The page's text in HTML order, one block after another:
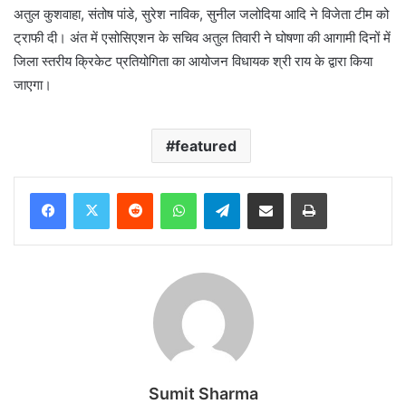
अतुल कुशवाहा, संतोष पांडे, सुरेश नाविक, सुनील जलोदिया आदि ने विजेता टीम को
ट्राफी दी। अंत में एसोसिएशन के सचिव अतुल तिवारी ने घोषणा की आगामी दिनों में
जिला स्तरीय क्रिकेट प्रतियोगिता का आयोजन विधायक श्री राय के द्वारा किया
जाएगा।
featured
Telegram
Sumit Sharma